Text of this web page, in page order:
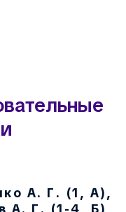
А. Г. (1, А),